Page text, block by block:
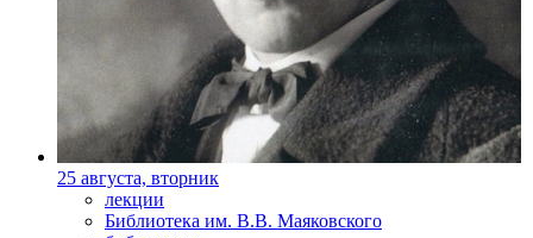
25 августа, вторник
лекции
Библиотека им. В.В. Маяковского